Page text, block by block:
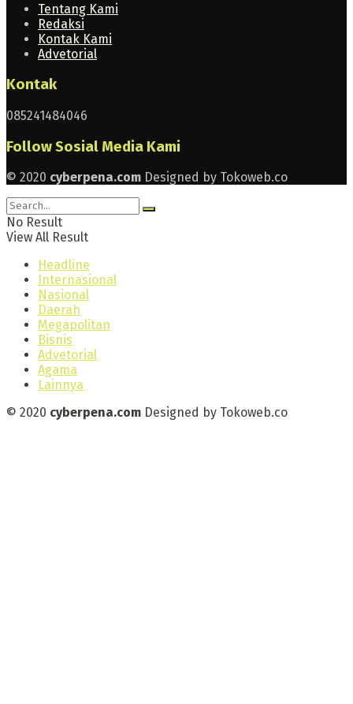
Tentang Kami
Redaksi
Kontak Kami
Advetorial
Kontak
085241484046
Follow Sosial Media Kami
© 2020 cyberpena.com Designed by Tokoweb.co
No Result
View All Result
Headline
Internasional
Nasional
Daerah
Megapolitan
Bisnis
Advetorial
Agama
Lainnya
© 2020 cyberpena.com Designed by Tokoweb.co